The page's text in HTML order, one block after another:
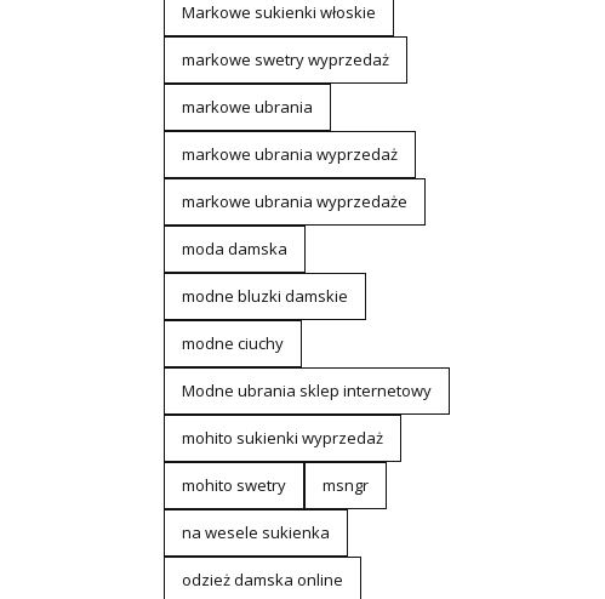
Markowe sukienki włoskie
markowe swetry wyprzedaż
markowe ubrania
markowe ubrania wyprzedaż
markowe ubrania wyprzedaże
moda damska
modne bluzki damskie
modne ciuchy
Modne ubrania sklep internetowy
mohito sukienki wyprzedaż
mohito swetry msngr
na wesele sukienka
odzież damska online